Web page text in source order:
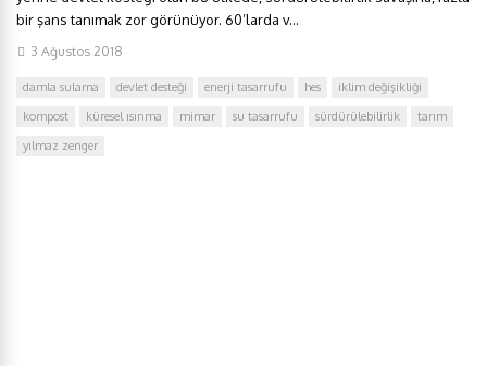
bir şans tanımak zor görünüyor. 60’larda v...
3 Ağustos 2018
damla sulama devlet desteği enerji tasarrufu hes
iklim değişikliği
kompost
küresel ısınma mimar su tasarrufu sürdürülebilirlik
tarım
yılmaz zenger